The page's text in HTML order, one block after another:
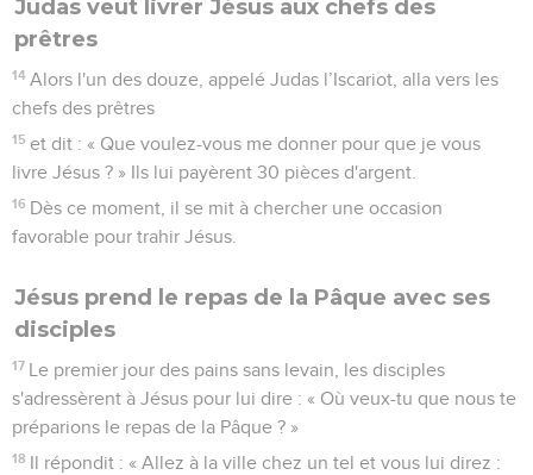
Judas veut livrer Jésus aux chefs des
prêtres
14 Alors l'un des douze, appelé Judas l’Iscariot, alla vers les
chefs des prêtres
15 et dit : « Que voulez-vous me donner pour que je vous
livre Jésus ? » Ils lui payèrent 30 pièces d'argent.
16 Dès ce moment, il se mit à chercher une occasion
favorable pour trahir Jésus.
Jésus prend le repas de la Pâque avec ses
disciples
17 Le premier jour des pains sans levain, les disciples
s'adressèrent à Jésus pour lui dire : « Où veux-tu que nous te
préparions le repas de la Pâque ? »
18 Il répondit : « Allez à la ville chez un tel et vous lui direz :